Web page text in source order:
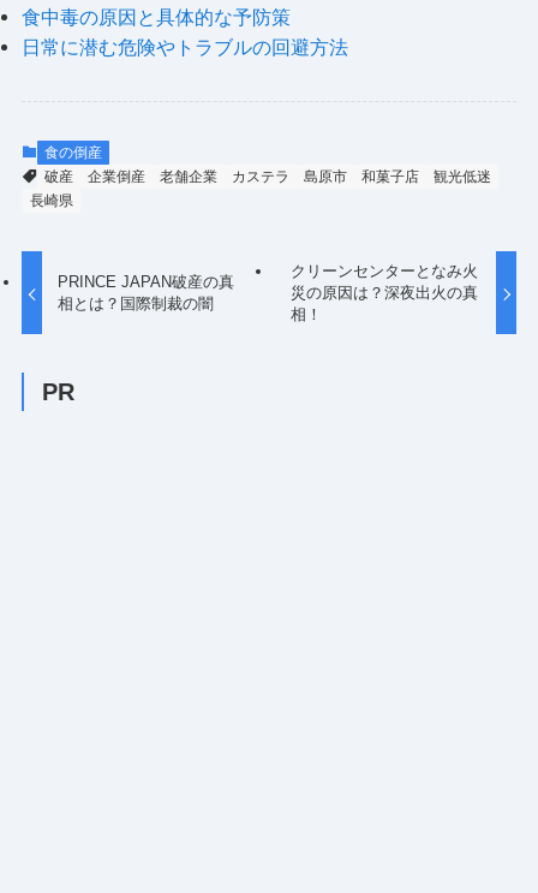
食中毒の原因と具体的な予防策
日常に潜む危険やトラブルの回避方法
食の倒産
破産
企業倒産 老舗企業 カステラ 島原市 和菓子店
観光低迷
長崎県
PRINCE JAPAN破産の真
相とは？国際制裁の闇
クリーンセンターとなみ火
災の原因は？深夜出火の真
相！
PR